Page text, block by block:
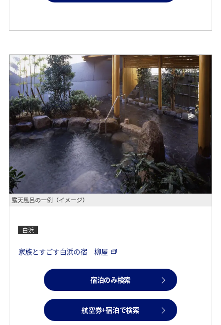
露天風呂の一例（イメージ）
白浜
家族とすごす白浜の宿 柳屋
宿泊のみ検索
航空券+宿泊で検索